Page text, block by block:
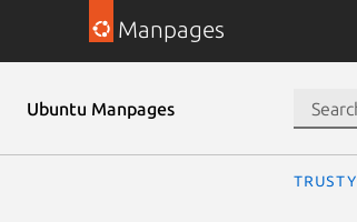
Manpages
Ubuntu Manpages
trusty